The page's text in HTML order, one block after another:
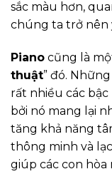
sắc màu hơn,
chúng ta trở nên
Piano cũng là
thuật” đó.
rất nhiều các
bởi nó mang lại
tăng khả năng
thông minh và
giúp các con